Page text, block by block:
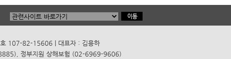
107-82-15606 | 대표자 : 김용하
정부지원 상해보험 (02-6969-9606)